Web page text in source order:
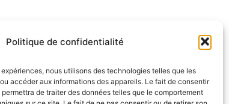
Politique de confidentialité
nous utilisons des technologies telles que les
accéder aux informations des appareils. Le fait de consentir
de traiter des données telles que le comportement